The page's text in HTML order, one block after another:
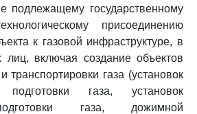
подлежащему государственному
присоединению
к газовой инфраструктуре, в
лиц, включая создание объектов
транспортировки газа (установок
подготовки газа, установок
газа, дожимной